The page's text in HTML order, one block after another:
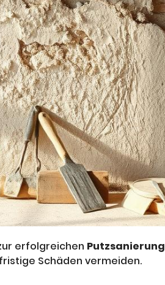
erfolgreichen Putzsanierung
Schäden vermeiden.